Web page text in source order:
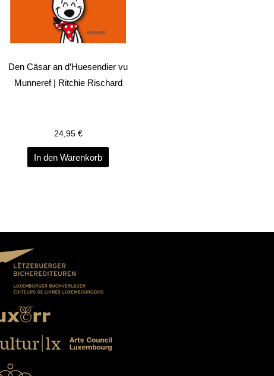
Den Cäsar an d’Huesendier vu
Munneref | Ritchie Rischard
24,95 €
In den Warenkorb